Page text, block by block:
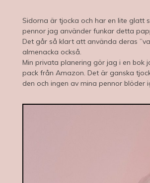
Sidorna är tjocka och har en lite glatt
pennor jag använder funkar detta
Det går så klart att använda deras
almenacka också.
Min privata planering gör jag i en bok
pack från Amazon. Det är ganska
den och ingen av mina pennor blöder